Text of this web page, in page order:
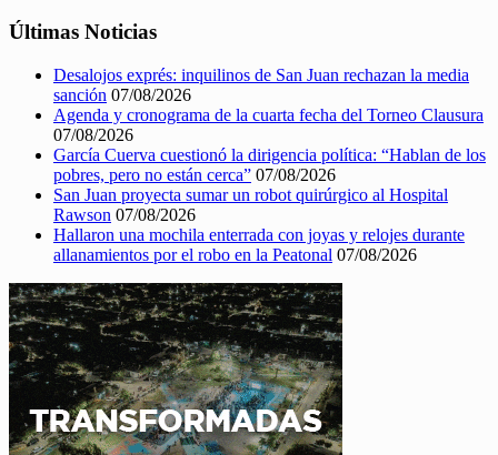
Últimas Noticias
Desalojos exprés: inquilinos de San Juan rechazan la media
sanción 07/08/2026
Agenda y cronograma de la cuarta fecha del Torneo Clausura
07/08/2026
García Cuerva cuestionó la dirigencia política: “Hablan de los
pobres, pero no están cerca” 07/08/2026
San Juan proyecta sumar un robot quirúrgico al Hospital
Rawson 07/08/2026
Hallaron una mochila enterrada con joyas y relojes durante
allanamientos por el robo en la Peatonal 07/08/2026